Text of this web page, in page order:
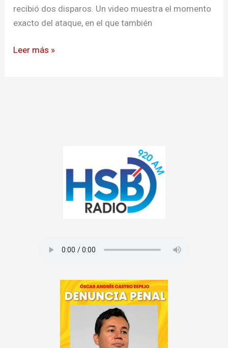
recibió dos disparos. Un video muestra el momento
exacto del ataque, en el que también
Leer más »